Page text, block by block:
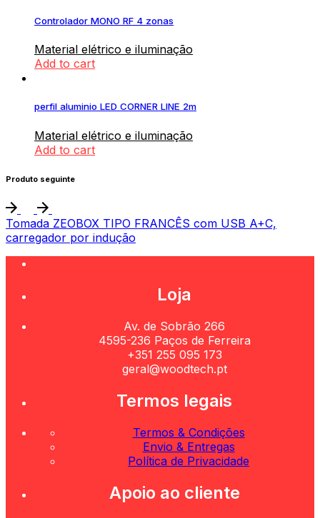
Controlador MONO RF 4 zonas
Material elétrico e iluminação
Add to cart
perfil aluminio LED CORNER LINE 2m
Material elétrico e iluminação
Add to cart
Produto seguinte
Tomada ZEOBOX TIPO FRANCÊS com USB A+C,
carregador por indução
Loja
Av. de Sobrão 266
4595-236 Paços de Ferreira
+351 255 095 173
geral@woodtech.pt
Termos legais
Termos & Condições
Envio & Entregas
Política de Privacidade
Apoio ao cliente